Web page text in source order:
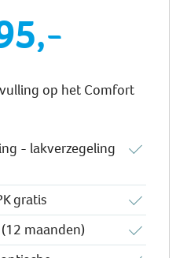
op het Comfort
- lakverzegeling
gratis
maanden)